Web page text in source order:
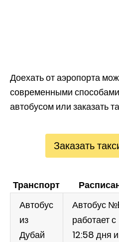
Доехать от аэропорта
современными
автобусом или заказать
Заказать
Транспорт
Автобус
из
Дубай
Автобус
работает с
12:58 дня